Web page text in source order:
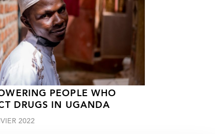
PEOPLE WHO
DRUGS IN UGANDA
2022